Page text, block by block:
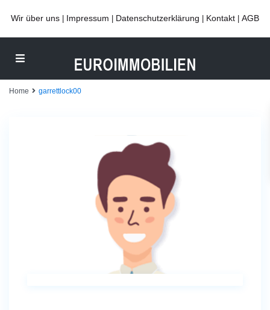
Wir über uns Impressum Datenschutzerklärung Kontakt AGB
Home garrettlock00